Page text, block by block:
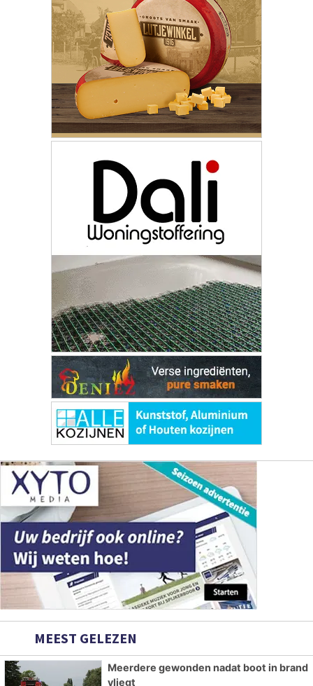
MEEST GELEZEN
Meerdere gewonden nadat boot in brand
vliegt